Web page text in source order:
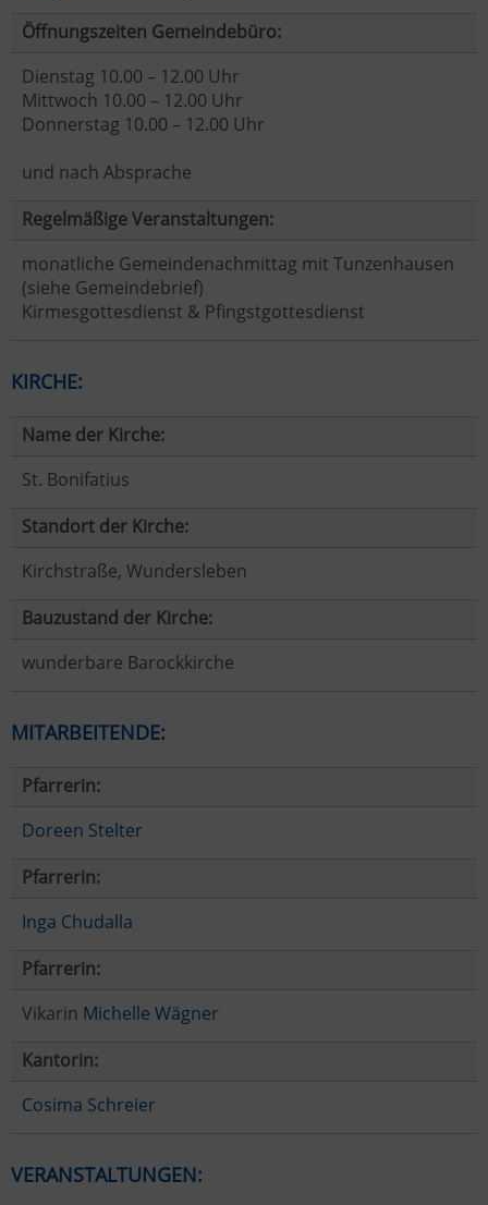
Öffnungszeiten Gemeindebüro:
Dienstag 10.00 – 12.00 Uhr
Mittwoch 10.00 – 12.00 Uhr
Donnerstag 10.00 – 12.00 Uhr
und nach Absprache
Regelmäßige Veranstaltungen:
monatliche Gemeindenachmittag mit Tunzenhausen
(siehe Gemeindebrief)
Kirmesgottesdienst & Pfingstgottesdienst
KIRCHE:
Name der Kirche:
St. Bonifatius
Standort der Kirche:
Kirchstraße, Wundersleben
Bauzustand der Kirche:
wunderbare Barockkirche
MITARBEITENDE:
Pfarrerin:
Doreen Stelter
Pfarrerin:
Inga Chudalla
Pfarrerin:
Vikarin Michelle Wägner
Kantorin:
Cosima Schreier
VERANSTALTUNGEN: